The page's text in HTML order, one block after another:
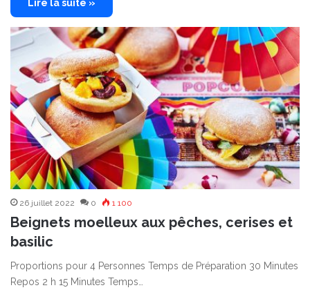
Lire la suite »
26 juillet 2022 0 1 100
Beignets moelleux aux pêches, cerises et
basilic
Proportions pour 4 Personnes Temps de Préparation 30 Minutes
Repos 2 h 15 Minutes Temps…